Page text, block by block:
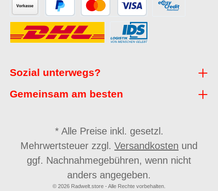
Sozial unterwegs?
Gemeinsam am besten
* Alle Preise inkl. gesetzl.
Mehrwertsteuer zzgl. Versandkosten und
ggf. Nachnahmegebühren, wenn nicht
anders angegeben.
© 2026 Radwelt.store - Alle Rechte vorbehalten.